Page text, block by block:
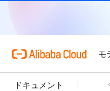
ドキュメント